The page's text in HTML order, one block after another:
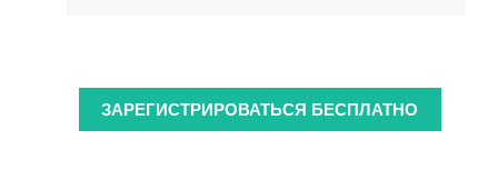
ЗАРЕГИСТРИРОВАТЬСЯ БЕСПЛАТНО